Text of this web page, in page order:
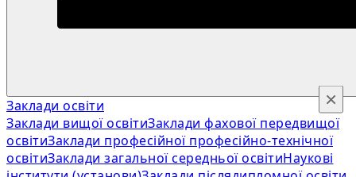
Заклади освіти
Заклади вищої освітиЗаклади фахової передвищої
освітиЗаклади професійної професійно-технічної
освітиЗаклади загальної середньої освітиНаукові
×